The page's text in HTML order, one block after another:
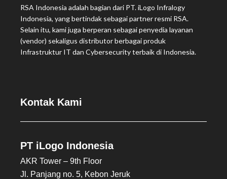
RSA Indonesia adalah bagian dari PT. iLogo Infralogy
Indonesia, yang bertindak sebagai partner resmi RSA.
Selain itu, kami juga berperan sebagai penyedia layanan
(vendor) sekaligus distributor berbagai produk
Infrastruktur IT dan Cybersecurity terbaik di Indonesia.
Kontak Kami
PT iLogo Indonesia
AKR Tower – 9th Floor
Jl. Panjang no. 5, Kebon Jeruk